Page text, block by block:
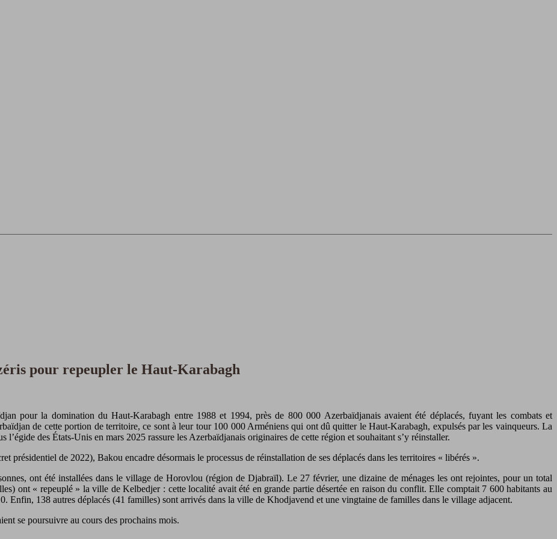
pour repeupler le Haut-Karabagh
pour la domination du Haut-Karabagh entre 1988 et 1994, près de 800 000 Azerbaïdjanais avaient été déplacés, fuyant les combats et
de cette portion de territoire, ce sont à leur tour 100 000 Arméniens qui ont dû quitter le Haut-Karabagh, expulsés par les vainqueurs. La
l’égide des États-Unis en mars 2025 rassure les Azerbaïdjanais originaires de cette région et souhaitant s’y réinstaller.
présidentiel de 2022), Bakou encadre désormais le processus de réinstallation de ses déplacés dans les territoires « libérés ».
ont été installées dans le village de Horovlou (région de Djabraïl). Le 27 février, une dizaine de ménages les ont rejointes, pour un total
ont « repeuplé » la ville de Kelbedjer : cette localité avait été en grande partie désertée en raison du conflit. Elle comptait 7 600 habitants au
Enfin, 138 autres déplacés (41 familles) sont arrivés dans la ville de Khodjavend et une vingtaine de familles dans le village adjacent.
se poursuivre au cours des prochains mois.